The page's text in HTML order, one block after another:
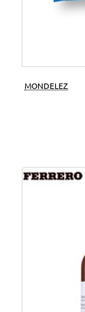
MONDELEZ